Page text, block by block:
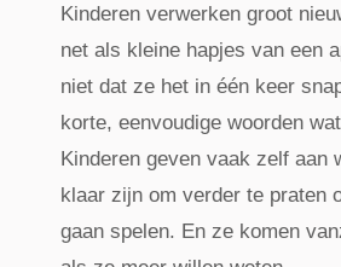
Kinderen verwerken groot
net als kleine hapjes van een
niet dat ze het in één keer
korte, eenvoudige woorden
Kinderen geven vaak zelf aan
klaar zijn om verder te praten
gaan spelen. En ze komen